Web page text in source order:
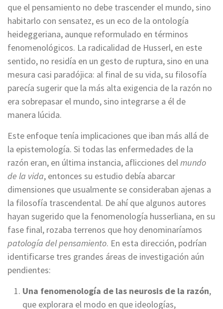
que el pensamiento no debe trascender el mundo, sino
habitarlo con sensatez, es un eco de la ontología
heideggeriana, aunque reformulado en términos
fenomenológicos. La radicalidad de Husserl, en este
sentido, no residía en un gesto de ruptura, sino en una
mesura casi paradójica: al final de su vida, su filosofía
parecía sugerir que la más alta exigencia de la razón no
era sobrepasar el mundo, sino integrarse a él de
manera lúcida.
Este enfoque tenía implicaciones que iban más allá de
la epistemología. Si todas las enfermedades de la
razón eran, en última instancia, aflicciones delmundo
de la vida, entonces su estudio debía abarcar
dimensiones que usualmente se consideraban ajenas a
la filosofía trascendental. De ahí que algunos autores
hayan sugerido que la fenomenología husserliana, en su
fase final, rozaba terrenos que hoy denominaríamos
patología del pensamiento. En esta dirección, podrían
identificarse tres grandes áreas de investigación aún
pendientes:
Una fenomenología de las neurosis de la razón,
que explorara el modo en que ideologías,